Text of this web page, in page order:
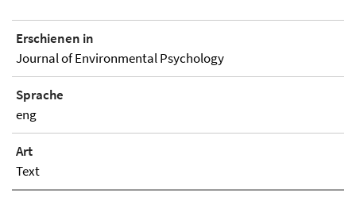
Erschienen in
Journal of Environmental Psychology
Sprache
eng
Art
Text